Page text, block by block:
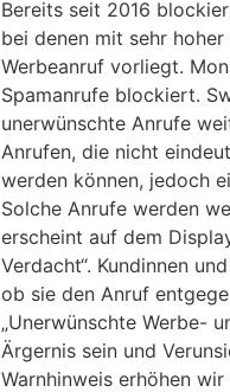
Bereits seit 2016
bei denen mit sehr
Werbeanruf vorliegt.
Spamanrufe blockiert.
unerwünschte Anrufe
Anrufen, die nicht
werden können, jedoch
Solche Anrufe werden
erscheint auf dem
Verdacht“. Kundinnen
ob sie den Anruf
„Unerwünschte Werbe-
Ärgernis sein und
Warnhinweis erhöhen